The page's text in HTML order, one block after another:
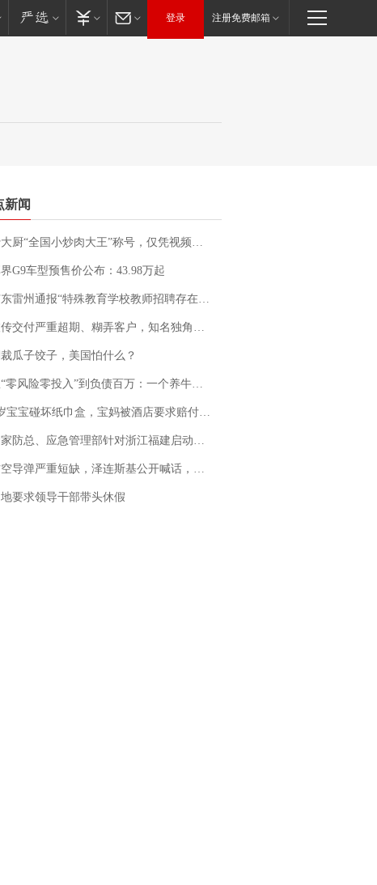
登录 注册免费邮箱
新闻
厨“全国小炒肉大王”称号，仅凭视频评出？中国烹饪协会回应
G9车型预售价公布：43.98万起
州通报“特殊教育学校教师招聘存在违规行为”：已启动问责程序 副校长被停职
严重超期、糊弄客户，知名独角兽车企创始人回应：都没证据，将依法采取措施，“本人长期与美国交管局保持沟通，对方表示肯定”
瓜子饺子，美国怕什么？
风险零投入”到负债百万：一个养牛项目崩盘后，谁该为农户的贷款买单丨红星调查
宝碰坏纸巾盒，宝妈被酒店要求赔付924元！三亚一酒店回复：骨瓷定制！网友一查价格，吵翻了
防总、应急管理部针对浙江福建启动防汛防台风四级应急响应
导弹严重短缺，泽连斯基公开喊话，乌克兰失去导弹拦截能力？
要求领导干部带头休假